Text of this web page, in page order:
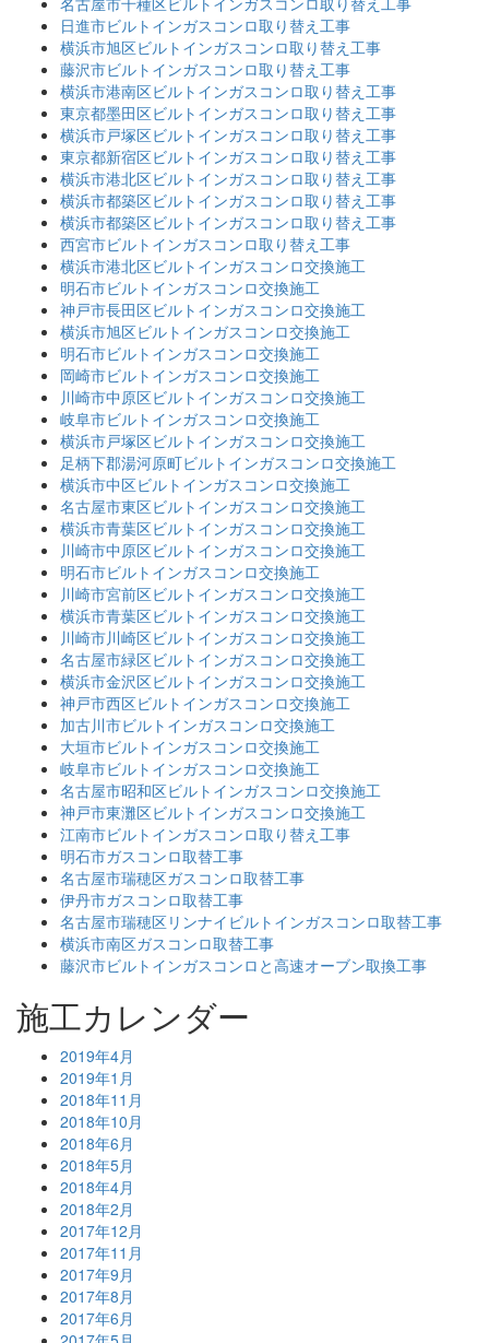
日進市ビルトインガスコンロ取り替え工事
横浜市旭区ビルトインガスコンロ取り替え工事
藤沢市ビルトインガスコンロ取り替え工事
横浜市港南区ビルトインガスコンロ取り替え工事
東京都墨田区ビルトインガスコンロ取り替え工事
横浜市戸塚区ビルトインガスコンロ取り替え工事
東京都新宿区ビルトインガスコンロ取り替え工事
横浜市港北区ビルトインガスコンロ取り替え工事
横浜市都築区ビルトインガスコンロ取り替え工事
横浜市都築区ビルトインガスコンロ取り替え工事
西宮市ビルトインガスコンロ取り替え工事
横浜市港北区ビルトインガスコンロ交換施工
明石市ビルトインガスコンロ交換施工
神戸市長田区ビルトインガスコンロ交換施工
横浜市旭区ビルトインガスコンロ交換施工
明石市ビルトインガスコンロ交換施工
岡崎市ビルトインガスコンロ交換施工
川崎市中原区ビルトインガスコンロ交換施工
岐阜市ビルトインガスコンロ交換施工
横浜市戸塚区ビルトインガスコンロ交換施工
足柄下郡湯河原町ビルトインガスコンロ交換施工
横浜市中区ビルトインガスコンロ交換施工
名古屋市東区ビルトインガスコンロ交換施工
横浜市青葉区ビルトインガスコンロ交換施工
川崎市中原区ビルトインガスコンロ交換施工
明石市ビルトインガスコンロ交換施工
川崎市宮前区ビルトインガスコンロ交換施工
横浜市青葉区ビルトインガスコンロ交換施工
川崎市川崎区ビルトインガスコンロ交換施工
名古屋市緑区ビルトインガスコンロ交換施工
横浜市金沢区ビルトインガスコンロ交換施工
神戸市西区ビルトインガスコンロ交換施工
加古川市ビルトインガスコンロ交換施工
大垣市ビルトインガスコンロ交換施工
岐阜市ビルトインガスコンロ交換施工
名古屋市昭和区ビルトインガスコンロ交換施工
神戸市東灘区ビルトインガスコンロ交換施工
江南市ビルトインガスコンロ取り替え工事
明石市ガスコンロ取替工事
名古屋市瑞穂区ガスコンロ取替工事
伊丹市ガスコンロ取替工事
名古屋市瑞穂区リンナイビルトインガスコンロ取替工事
横浜市南区ガスコンロ取替工事
藤沢市ビルトインガスコンロと高速オーブン取換工事
施工カレンダー
2019年4月
2019年1月
2018年11月
2018年10月
2018年6月
2018年5月
2018年4月
2018年2月
2017年12月
2017年11月
2017年9月
2017年8月
2017年6月